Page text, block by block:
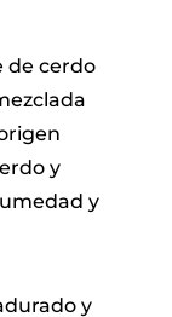
de cerdo
y
y
y